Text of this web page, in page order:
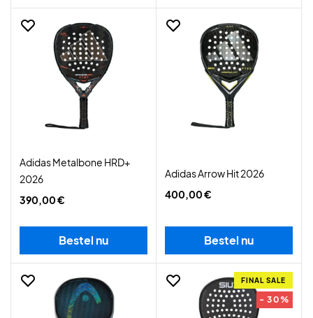
Adidas Metalbone HRD+
2026
390,00 €
Bestel nu
Adidas Arrow Hit 2026
400,00 €
Bestel nu
FINAL SALE
- 30%